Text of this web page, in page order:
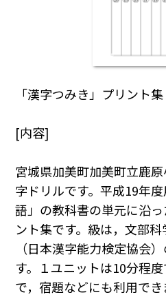
「漢字つみき」プリント集
[内容]
宮城県加美町加美町立鹿
字ドリルです。平成19年
語」の教科書の単元に沿
ント集です。級は，文部科
（日本漢字能力検定協会
す。１ユニットは10分程
で，宿題などにも利用でき